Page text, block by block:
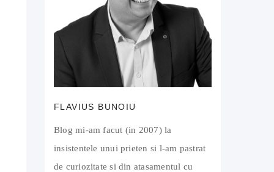
FLAVIUS BUNOIU
Blog mi-am facut (in 2007) la
insistentele unui prieten si l-am pastrat
de curiozitate si din atasamentul cu